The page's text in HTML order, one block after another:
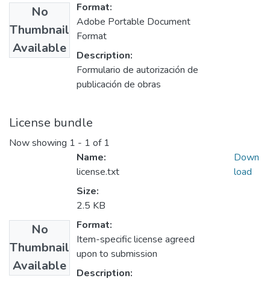
No
Thumbnail
Available
Format:
Adobe Portable Document
Format
Description:
Formulario de autorización de
publicación de obras
License bundle
Now showing 1 - 1 of 1
No
Thumbnail
Available
Name:
license.txt
Size:
2.5 KB
Format:
Item-specific license agreed
upon to submission
Description:
Down
load